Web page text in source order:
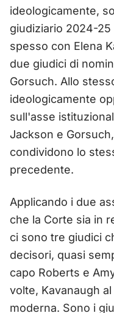
ideologicamente,
giudiziario 2024-25
spesso con Elena
due giudici di
Gorsuch. Allo
ideologicamente
sull'asse
Jackson e
condividono lo
precedente.
Applicando i due
che la Corte sia in
ci sono tre giudici
decisori, quasi
capo Roberts e
volte, Kavanaugh
moderna. Sono i